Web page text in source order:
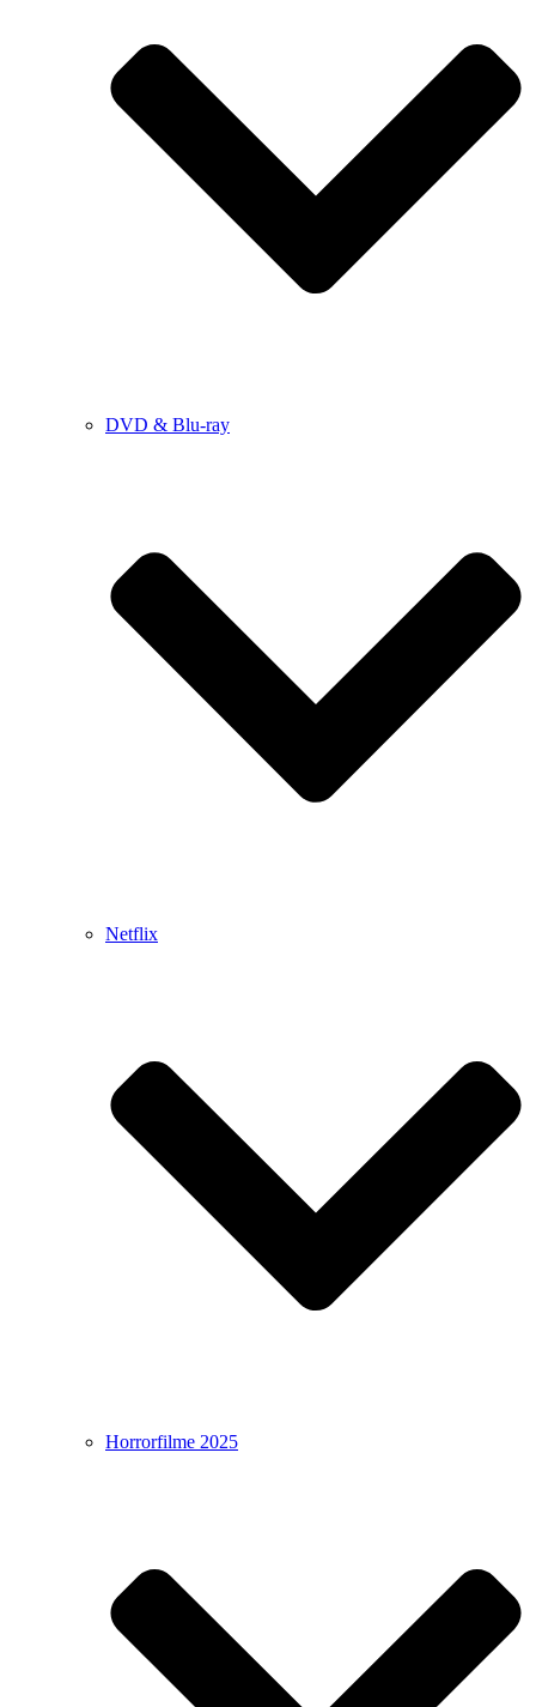
DVD & Blu-ray
Netflix
Horrorfilme 2025